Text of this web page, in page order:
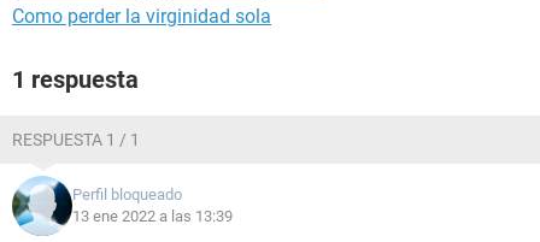
Como perder la virginidad sola
1 respuesta
RESPUESTA 1 / 1
Perfil bloqueado
13 ene 2022 a las 13:39